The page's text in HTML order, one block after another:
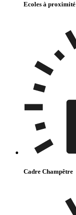
Ecoles à proximité
Cadre Champêtre